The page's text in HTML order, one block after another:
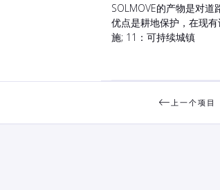
SOLMOVE的产物是对
优点是耕地保护，在现
施; 11：可持续城镇
上一个项目